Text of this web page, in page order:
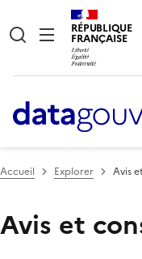
RÉPUBLIQUE
FRANÇAISE
Accueil Explorer Avis
Avis et